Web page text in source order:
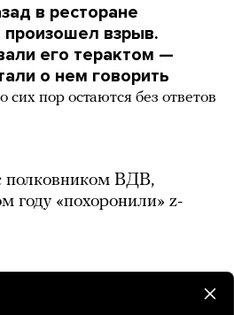
в ресторане
взрыв.
его терактом —
о нем говорить
сих пор остаются без ответов
полковником ВДВ,
году «похоронили» z-
громкий взрыв. Его